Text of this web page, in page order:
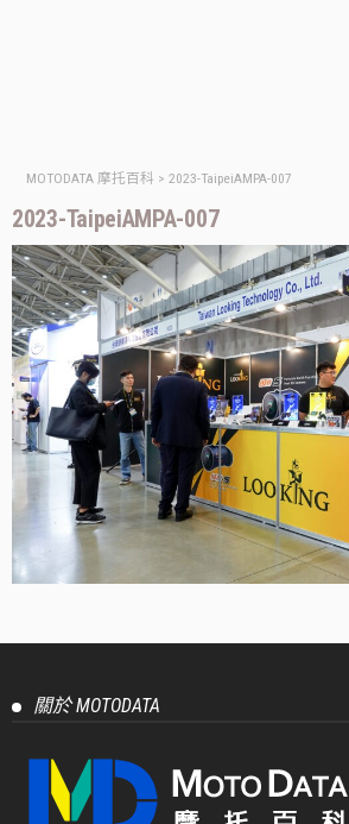
MOTODATA 摩托百科 > 2023-TaipeiAMPA-007
2023-TaipeiAMPA-007
關於 MOTODATA